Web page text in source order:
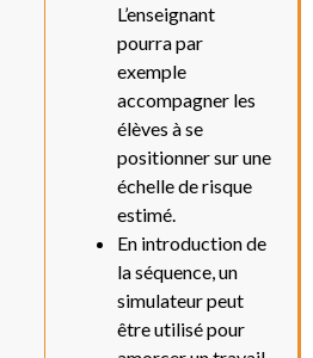
L’enseignant
pourra par
exemple
accompagner les
élèves à se
positionner sur une
échelle de risque
estimé.
En introduction de
la séquence, un
simulateur peut
être utilisé pour